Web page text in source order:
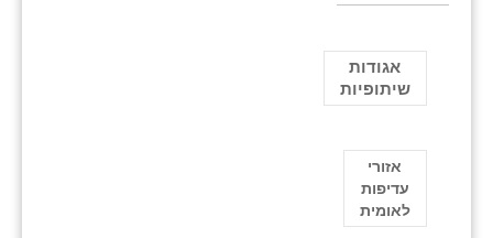
אגודות
שיתופיות
אזורי
עדיפות
לאומית